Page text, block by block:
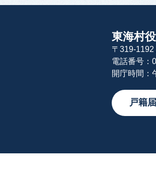
東海村
〒319-
電話番号：
開庁時間：
戸籍